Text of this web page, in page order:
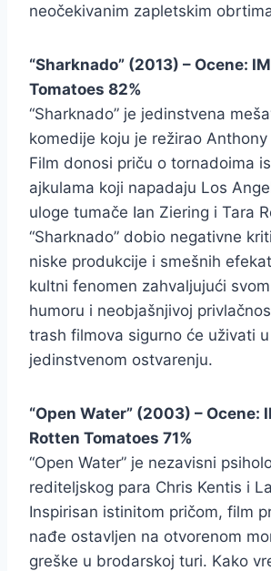
neočekivanim zapletskim
“Sharknado” (2013) – Ocene:
Tomatoes 82%
“Sharknado” je jedinstvena
komedije koju je režirao Anthony
Film donosi priču o tornadoima
ajkulama koji napadaju Los
uloge tumače Ian Ziering i Tara
“Sharknado” dobio negativne
niske produkcije i smešnih
kultni fenomen zahvaljujući
humoru i neobjašnjivoj
trash filmova sigurno će uživati
jedinstvenom ostvarenju.
“Open Water” (2003) – Ocene:
Rotten Tomatoes 71%
“Open Water” je nezavisni
rediteljskog para Chris Kentis i
Inspirisan istinitom pričom, film
nađe ostavljen na otvorenom
greške u brodarskoj turi. Kako